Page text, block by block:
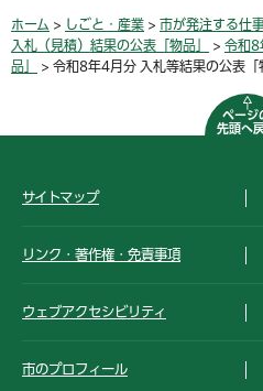
ホーム > しごと・産業 > 市が発注する仕
入札（見積）結果の公表「物品」
> 令和8
品」
> 令和8年4月分 入札等結果の公表「
ページ
先頭へ
サイトマップ
リンク・著作権・免責事項
ウェブアクセシビリティ
市のプロフィール